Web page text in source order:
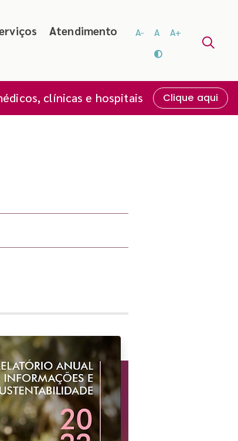
Atendimento
A- A A+
clínicas e hospitais Clique aqui